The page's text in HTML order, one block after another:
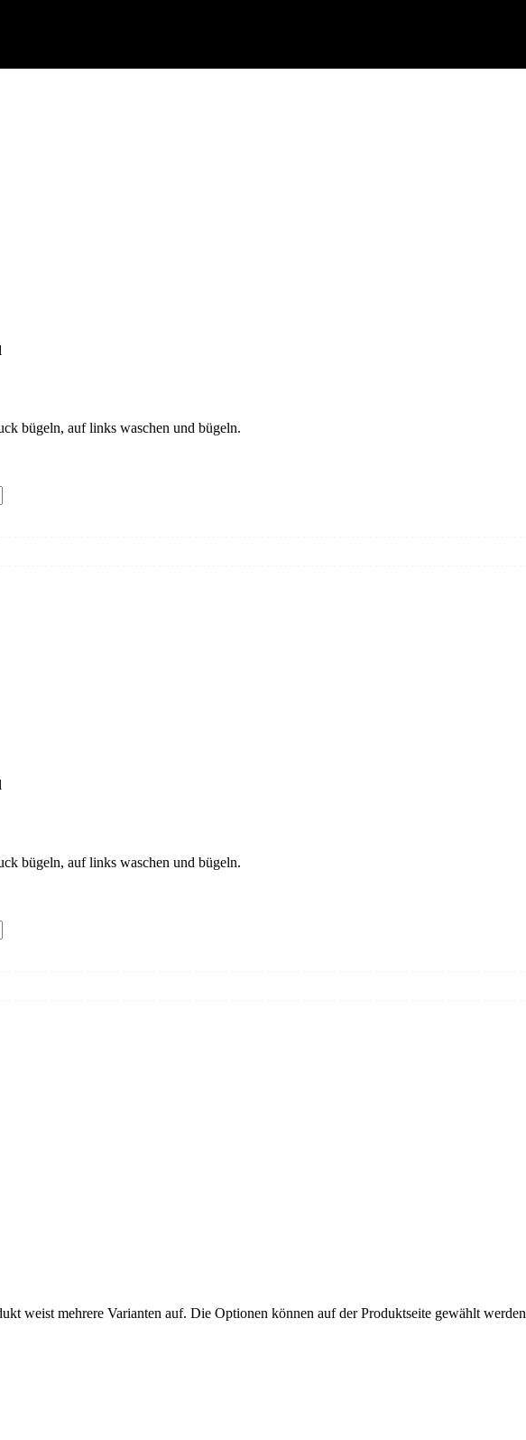
bügeln, auf links waschen und bügeln.
bügeln, auf links waschen und bügeln.
weist mehrere Varianten auf. Die Optionen können auf der Produktseite gewählt werden